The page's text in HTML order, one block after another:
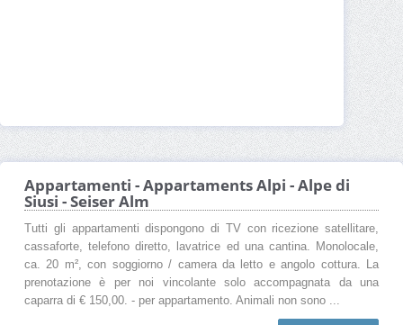
Appartamenti - Appartaments Alpi - Alpe di
Siusi - Seiser Alm
Tutti gli appartamenti dispongono di TV con ricezione satellitare,
cassaforte, telefono diretto, lavatrice ed una cantina. Monolocale,
ca. 20 m², con soggiorno / camera da letto e angolo cottura. La
prenotazione è per noi vincolante solo accompagnata da una
caparra di € 150,00. - per appartamento. Animali non sono ...